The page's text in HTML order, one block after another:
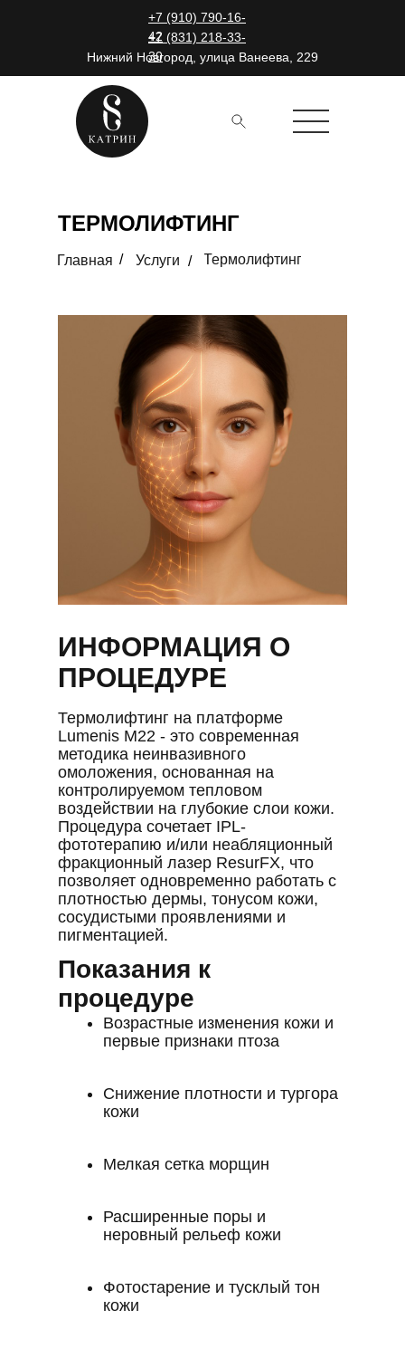
+7 (910) 790-16-
42
+7 (831) 218-33-
30
Нижний Новгород, улица Ванеева, 229
ТЕРМОЛИФТИНГ
Главная Термолифтинг
Услуги
/ /
ИНФОРМАЦИЯ О
ПРОЦЕДУРЕ
Термолифтинг на платформе
Lumenis M22 - это современная
методика неинвазивного
омоложения, основанная на
контролируемом тепловом
воздействии на глубокие слои кожи.
Процедура сочетает IPL-
фототерапию и/или неабляционный
фракционный лазер ResurFX, что
позволяет одновременно работать с
плотностью дермы, тонусом кожи,
сосудистыми проявлениями и
пигментацией.
Показания к
процедуре
Возрастные изменения кожи и
первые признаки птоза
Снижение плотности и тургора
кожи
Мелкая сетка морщин
Расширенные поры и
неровный рельеф кожи
Фотостарение и тусклый тон
кожи